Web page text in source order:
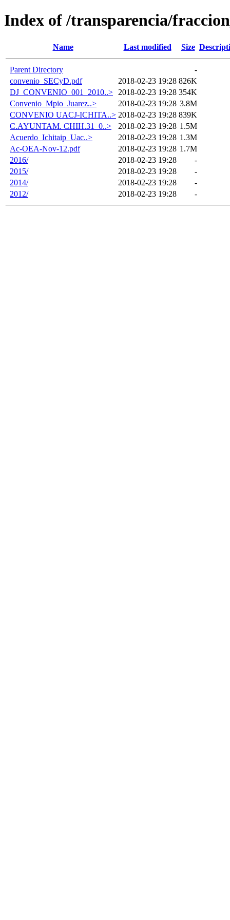
Index of /transparencia/
Name Last modified Size
Parent Directory
-
convenio_SECyD.pdf
2018-02-23 19:28 826K
DJ_CONVENIO_001_2010..>
2018-02-23 19:28 354K
Convenio_Mpio_Juarez..>
2018-02-23 19:28 3.8M
CONVENIO UACJ-ICHITA..> 2018-02-23 19:28 839K
C.AYUNTAM. CHIH.31_0..>
2018-02-23 19:28 1.5M
Acuerdo_Ichitaip_Uac..>
2018-02-23 19:28 1.3M
Ac-OEA-Nov-12.pdf
2018-02-23 19:28 1.7M
2016/
2018-02-23 19:28
-
2015/
2018-02-23 19:28
-
2014/
2018-02-23 19:28
-
2012/
2018-02-23 19:28 -